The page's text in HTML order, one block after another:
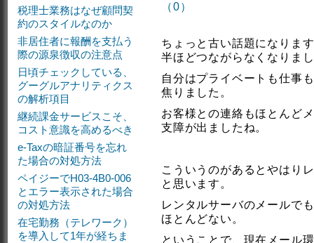
（0）
ちょっと古い話題になりま
半ほどつながらなくなりま
自分はプライベートも仕事
焦りました。
お客様との連絡もほとんど
支障が出ましたね。
こういうのがあるとやはり
と思います。
レンタルサーバのメールで
ほとんどない。
ということで、現在メール
税理士業務はなぜ顧問契
約のスタイルなのか
非居住者に報酬を支払う
際の源泉徴収の注意点
日頃チェックしている、
グーグルアナリティクス
の解析項目
継続課金サービスこそ、
コスト意識を高めるべき
e-Taxの暗証番号を忘れ
た場合の対処方法
ペイジーでH03-4B0-006
とエラー表示された場合
の対処方法
在宅勤務（テレワーク）
を導入して1年が経ちま